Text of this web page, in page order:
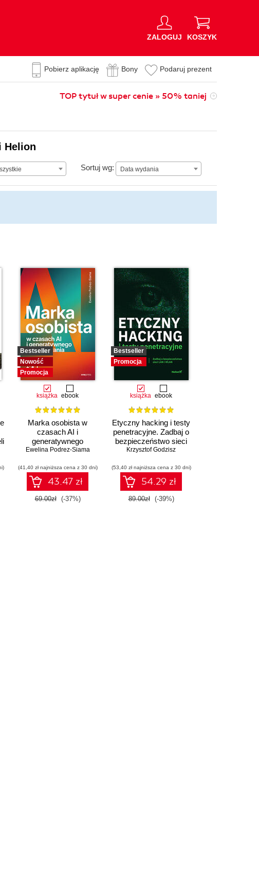
ZALOGUJ KOSZYK
Pobierz aplikację Bony Podaruj prezent
TOP tytuł w super cenie » 50% taniej
Helion
Sortuj wg: Data wydania
Data wydania
Bestseller
Nowość
Promocja
książka ebook
Marka osobista w
czasach AI i
generatywnego
wyszukiwania
Ewelina Podrez-Siama
(41,40 zł najniższa cena z 30 dni)
43.47 zł
69.00zł (-37%)
Bestseller
Promocja
książka ebook
Etyczny hacking i testy
penetracyjne. Zadbaj o
bezpieczeństwo sieci
LAN i WLAN
Krzysztof Godzisz
(53,40 zł najniższa cena z 30 dni)
54.29 zł
89.00zł (-39%)